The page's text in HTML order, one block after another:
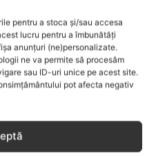
pentru a stoca și/sau accesa
lucru pentru a îmbunătăți
anunțuri (ne)personalizate.
ne va permite să procesăm
sau ID-uri unice pe acest site.
pot afecta negativ
ce pot afecta atât viaţa
cea a părinţilor.